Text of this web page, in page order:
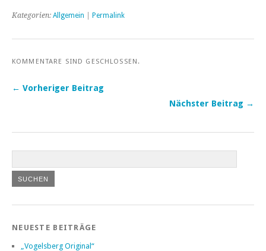
Kategorien: Allgemein Permalink
KOMMENTARE SIND GESCHLOSSEN.
← Vorheriger Beitrag
Nächster Beitrag →
NEUESTE BEITRÄGE
„Vogelsberg Original“